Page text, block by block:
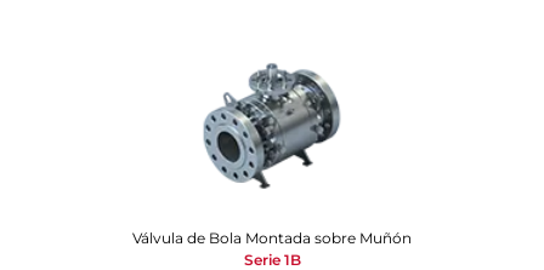
Válvula de Bola Montada sobre Muñó​​​​​​​n
Serie 1B